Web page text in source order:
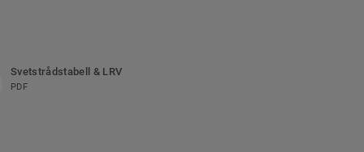
Svetstrådstabell & LRV
PDF